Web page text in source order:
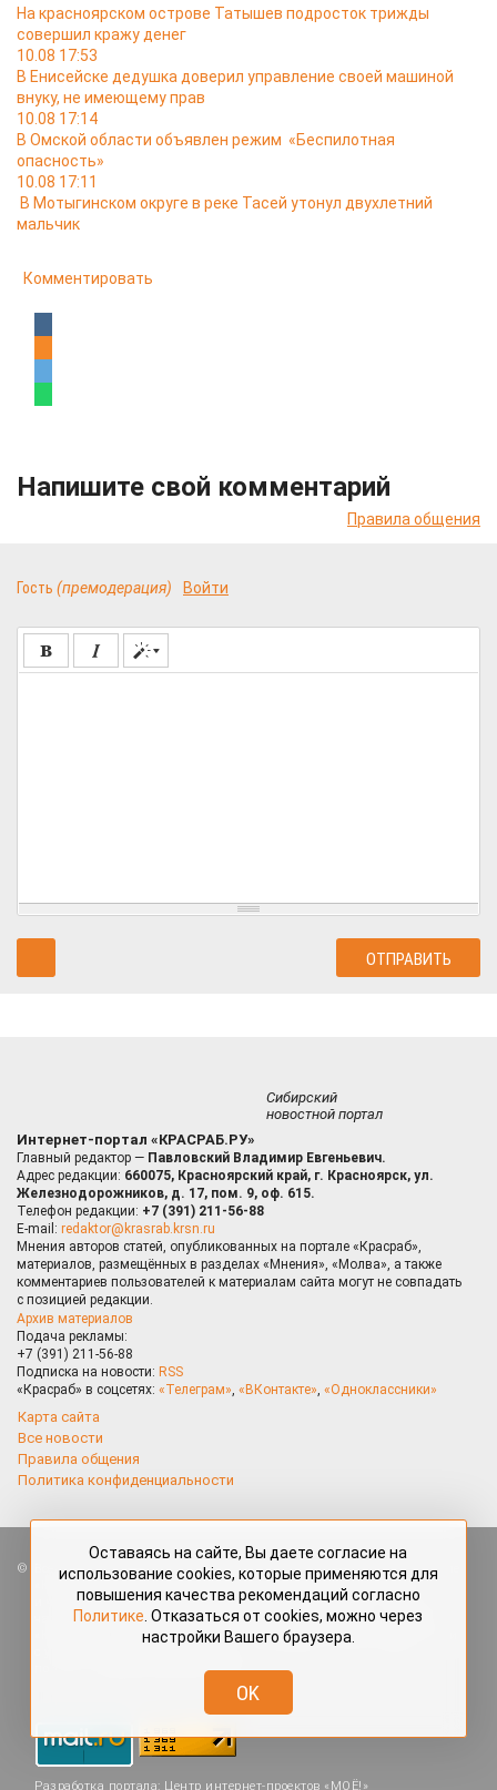
На красноярском острове Татышев подросток трижды
совершил кражу денег
10.08 17:53
В Енисейске дедушка доверил управление своей машиной
внуку, не имеющему прав
10.08 17:14
В Омской области объявлен режим «Беспилотная
опасность»
10.08 17:11
В Мотыгинском округе в реке Тасей утонул двухлетний
мальчик
Комментировать
Напишите свой комментарий
Правила общения
Гость (премодерация) Войти
Сибирский
новостной портал
Интернет-портал «КРАСРАБ.РУ»
Главный редактор — Павловский Владимир Евгеньевич.
Адрес редакции: 660075, Красноярский край, г. Красноярск, ул.
Железнодорожников, д. 17, пом. 9, оф. 615.
Телефон редакции: +7 (391) 211-56-88
E-mail: redaktor@krasrab.krsn.ru
Мнения авторов статей, опубликованных на портале «Красраб»,
материалов, размещённых в разделах «Мнения», «Молва», а также
комментариев пользователей к материалам сайта могут не совпадать
с позицией редакции.
Архив материалов
Подача рекламы:
+7 (391) 211-56-88
Подписка на новости: RSS
«Красраб» в соцсетях: «Телеграм», «ВКонтакте», «Одноклассники»
Карта сайта
Все новости
Правила общения
Политика конфиденциальности
Все права защищены. Любые материалы, размещённые на портале
«Красраб.ру» сотрудниками редакции, нештатными авторами
и читателями, являются объектами авторского права. Полное или
частичное использование материалов, размещённых на портале
«Красраб.ру», допускается только с письменного согласия редакции
redaktor@krasrab.krsn.ru.
Разработка портала: Центр интернет-проектов «МОЁ!»
Оставаясь на сайте, Вы даете согласие на
использование cookies, которые применяются для
повышения качества рекомендаций согласно
Политике . Отказаться от cookies, можно через
настройки Вашего браузера.
OK